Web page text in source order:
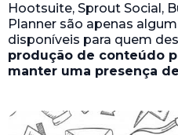
Hootsuite, Sprout Social,
Planner são apenas
disponíveis para quem
produção de conteúdo
manter uma presença